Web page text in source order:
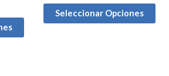
Seleccionar Opciones